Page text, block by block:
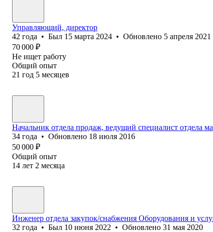
Управляющий, директор
42 года • Был 15 марта 2024 • Обновлено 5 апреля 2021
70 000 ₽
Не ищет работу
Общий опыт
21 год 5 месяцев
Начальник отдела продаж, ведущий специалист отдела
34 года • Обновлено 18 июля 2016
50 000 ₽
Общий опыт
14 лет 2 месяца
Инженер отдела закупок/снабжения Оборудования и
32 года • Был 10 июня 2022 • Обновлено 31 мая 2020